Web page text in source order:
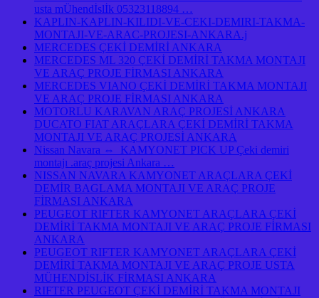
usta mÜhendİslİk 05323118894 …
KAPLIN-KAPLIN-KILIDI-VE-CEKI-DEMIRI-TAKMA-
MONTAJI-VE-ARAC-PROJESI-ANKARA.j
MERCEDES ÇEKİ DEMİRİ ANKARA
MERCEDES ML 320 ÇEKİ DEMİRİ TAKMA MONTAJI
VE ARAÇ PROJE FİRMASI ANKARA
MERCEDES VIANO ÇEKİ DEMİRİ TAKMA MONTAJI
VE ARAÇ PROJE FİRMASI ANKARA
MOTORLU KARAVAN ARAÇ PROJESİ ANKARA
DUCATO FIAT ARAÇLARA ÇEKİ DEMİRİ TAKMA
MONTAJI VE ARAÇ PROJESİ ANKARA
Nissan Navara ⇔ KAMYONET PICK UP Çeki demiri
montajı .araç projesi Ankara …
NISSAN NAVARA KAMYONET ARAÇLARA ÇEKİ
DEMİR BAGLAMA MONTAJI VE ARAÇ PROJE
FİRMASI ANKARA
PEUGEOT RIFTER KAMYONET ARAÇLARA ÇEKİ
DEMİRİ TAKMA MONTAJI VE ARAÇ PROJE FİRMASI
ANKARA
PEUGEOT RIFTER KAMYONET ARAÇLARA ÇEKİ
DEMİRİ TAKMA MONTAJI VE ARAÇ PROJE USTA
MÜHENDİSLİK FİRMASI ANKARA
RIFTER PEUGEOT ÇEKİ DEMİRİ TAKMA MONTAJI